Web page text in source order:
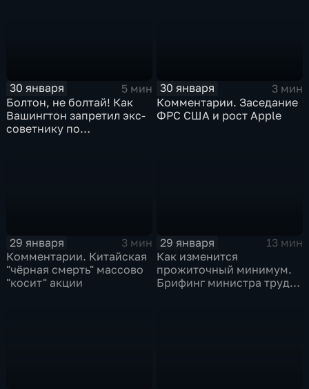
30 января
5 мин
Болтон, не болтай! Как
Вашингтон запретил экс-
советнику по
30 января
3 мин
Комментарии. Заседание
ФРС США и рост Apple
29 января
3 мин
Комментарии. Китайская
"чёрная смерть" массово
"косит" акции
29 января
13 мин
Как изменится
прожиточный минимум.
Брифинг министра труда